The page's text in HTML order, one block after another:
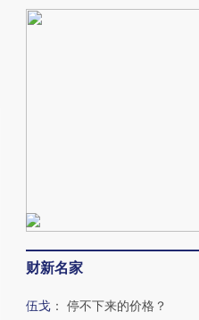
财新名家
伍戈 ： 停不下来的价格？